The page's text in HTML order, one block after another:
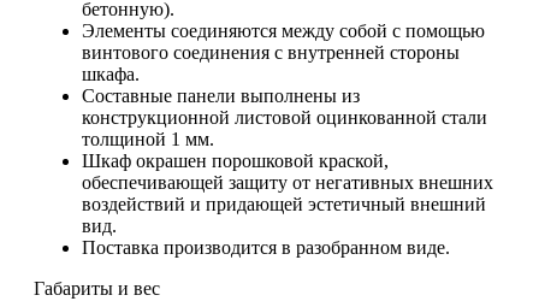
бетонную).
Элементы соединяются между собой с помощью
винтового соединения с внутренней стороны
шкафа.
Составные панели выполнены из
конструкционной листовой оцинкованной стали
толщиной 1 мм.
Шкаф окрашен порошковой краской,
обеспечивающей защиту от негативных внешних
воздействий и придающей эстетичный внешний
вид.
Поставка производится в разобранном виде.
Габариты и вес